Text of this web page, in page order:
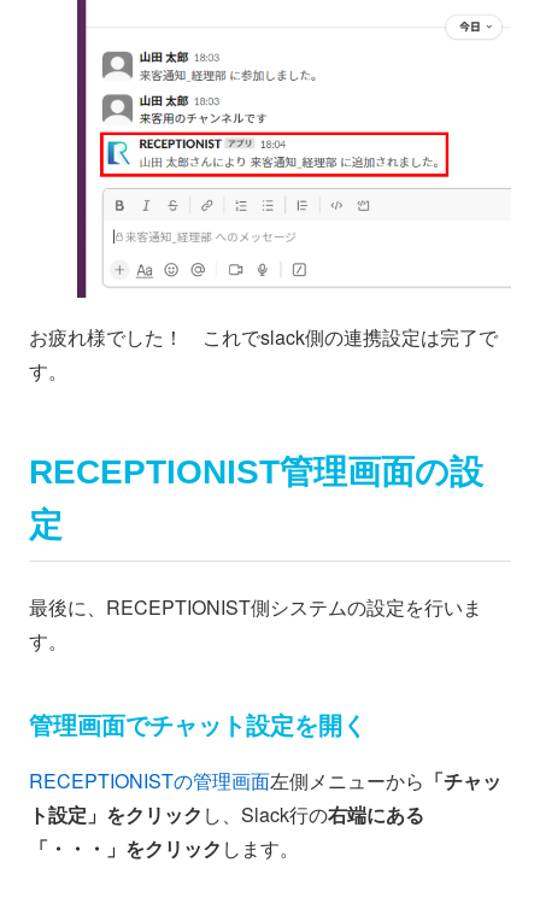
お疲れ様でした！ これでslack側の連携設定は完了で
す。
RECEPTIONIST管理画面の設
定
最後に、RECEPTIONIST側システムの設定を行いま
す。
管理画面でチャット設定を開く
RECEPTIONISTの管理画面左側メニューから 「チャッ
ト設定」をクリック し、Slack行の右端にある
「・・・」をクリック します。